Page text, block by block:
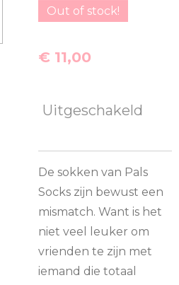
Out of stock!
€ 11,00
Uitgeschakeld
De sokken van Pals
Socks zijn bewust een
mismatch. Want is het
niet veel leuker om
vrienden te zijn met
iemand die totaal